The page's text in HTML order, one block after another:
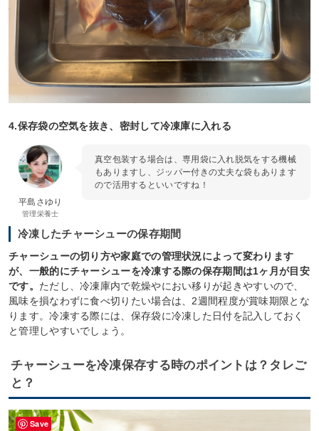
4.保存袋の空気を抜き、密封して冷凍庫に入れる
平島さゆり
管理栄養士
真空包装する場合は、専用袋に入れ脱気をする機械
もありますし、ジッパー付きの丈夫な袋もあります
ので活用するといいですね！
冷凍したチャーシューの保存期間
チャーシューの切り方や家庭での管理状況によって変わります
が、一般的にチャーシューを冷凍する際の保存期間は1ヶ月が目安
です。 ただし、冷凍庫内で乾燥やにおい移りが起きやすいので、
風味を損なわずに食べ切りたい場合は、2週間程度が賞味期限とな
ります。冷凍する際には、保存袋に冷凍した日付を記入しておく
と管理しやすいでしょう。
チャーシューを冷凍保存する時のポイントは？タレご
と？
Save